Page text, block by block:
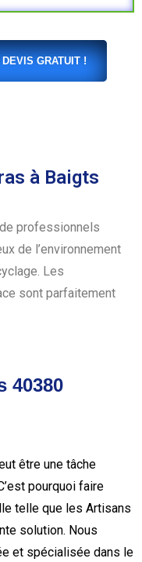
GRATUIT !
à Baigts
professionnels
de l’environnement
Les
sont parfaitement
40380
être une tâche
pourquoi faire
telle que les Artisans
solution. Nous
et spécialisée dans le